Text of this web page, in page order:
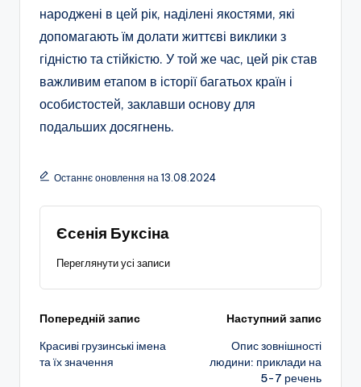
народжені в цей рік, наділені якостями, які
допомагають їм долати життєві виклики з
гідністю та стійкістю. У той же час, цей рік став
важливим етапом в історії багатьох країн і
особистостей, заклавши основу для
подальших досягнень.
Останнє оновлення на 13.08.2024
Єсенія Буксіна
Переглянути усі записи
Навігація
по
Попередній запис
Красиві грузинські імена
та їх значення
Наступний запис
Опис зовнішності
людини: приклади на
5-7 речень